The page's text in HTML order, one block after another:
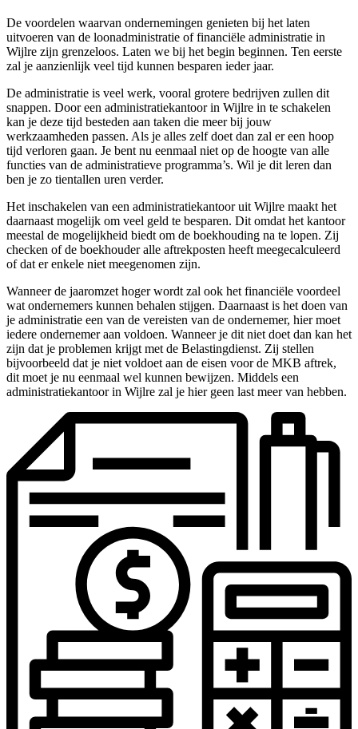
De voordelen waarvan ondernemingen genieten bij het laten
uitvoeren van de loonadministratie of financiële administratie in
Wijlre zijn grenzeloos. Laten we bij het begin beginnen. Ten eerste
zal je aanzienlijk veel tijd kunnen besparen ieder jaar.
De administratie is veel werk, vooral grotere bedrijven zullen dit
snappen. Door een administratiekantoor in Wijlre in te schakelen
kan je deze tijd besteden aan taken die meer bij jouw
werkzaamheden passen. Als je alles zelf doet dan zal er een hoop
tijd verloren gaan. Je bent nu eenmaal niet op de hoogte van alle
functies van de administratieve programma’s. Wil je dit leren dan
ben je zo tientallen uren verder.
Het inschakelen van een administratiekantoor uit Wijlre maakt het
daarnaast mogelijk om veel geld te besparen. Dit omdat het kantoor
meestal de mogelijkheid biedt om de boekhouding na te lopen. Zij
checken of de boekhouder alle aftrekposten heeft meegecalculeerd
of dat er enkele niet meegenomen zijn.
Wanneer de jaaromzet hoger wordt zal ook het financiële voordeel
wat ondernemers kunnen behalen stijgen. Daarnaast is het doen van
je administratie een van de vereisten van de ondernemer, hier moet
iedere ondernemer aan voldoen. Wanneer je dit niet doet dan kan het
zijn dat je problemen krijgt met de Belastingdienst. Zij stellen
bijvoorbeeld dat je niet voldoet aan de eisen voor de MKB aftrek,
dit moet je nu eenmaal wel kunnen bewijzen. Middels een
administratiekantoor in Wijlre zal je hier geen last meer van hebben.